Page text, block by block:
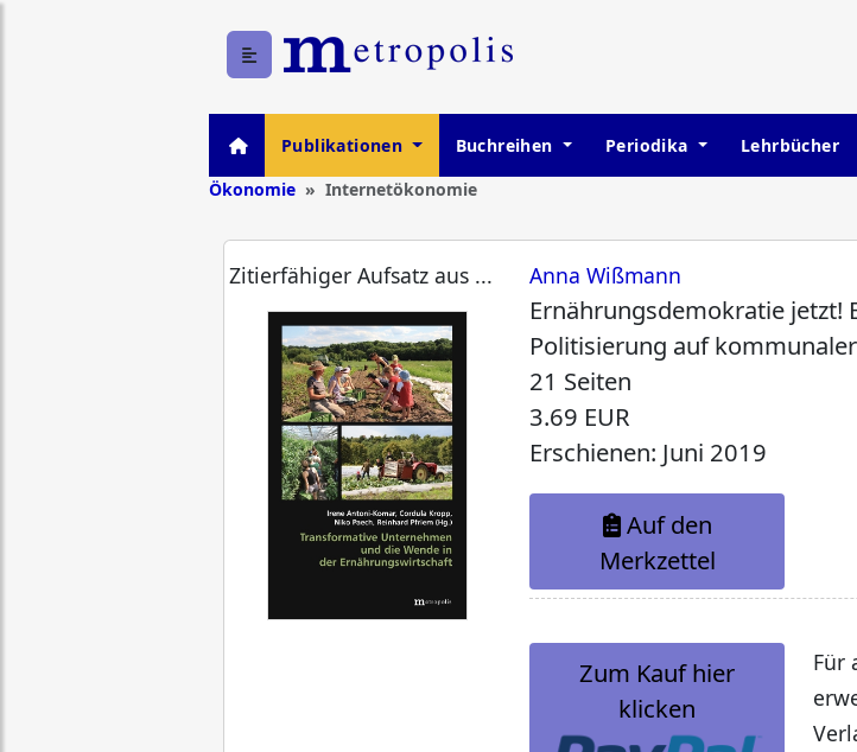
Publikationen Buchreihen Periodika Lehrbücher
Ökonomie
Internetökonomie
Zitierfähiger Aufsatz aus ... Anna Wißmann
Ernährungsdemokratie jetzt!
Politisierung auf
21 Seiten
3.69 EUR
Erschienen: Juni 2019
Auf den
Merkzettel
Zum Kauf hier
klicken
Für